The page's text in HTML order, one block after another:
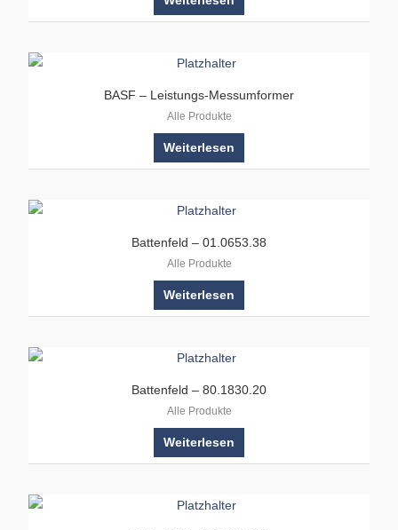
BASF – Leistungs-Messumformer
Alle Produkte
Weiterlesen
Battenfeld – 01.0653.38
Alle Produkte
Weiterlesen
Battenfeld – 80.1830.20
Alle Produkte
Weiterlesen